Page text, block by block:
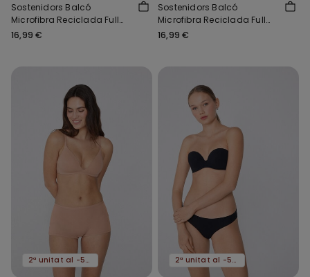
Sostenidors Balcó
Microfibra Reciclada Full
Coverage Prague
16,99 €
Sostenidors Balcó
Microfibra Reciclada Full
Coverage Prague
16,99 €
2ª unitat al -50% 2ª unitat al -50%